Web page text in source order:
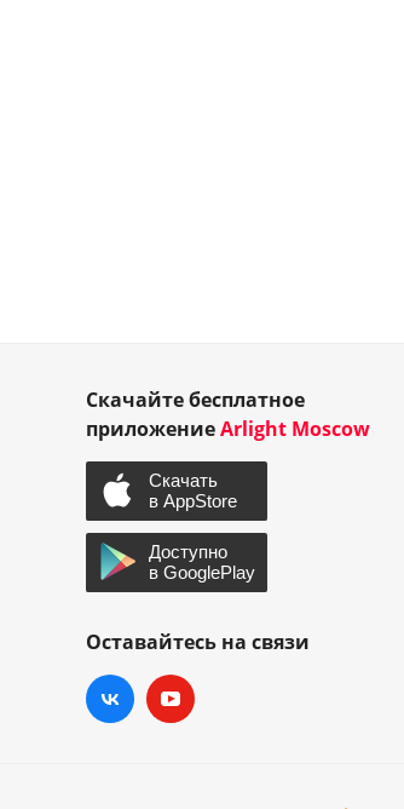
Скачайте бесплатное
приложениеArlight Moscow
Оставайтесь на связи